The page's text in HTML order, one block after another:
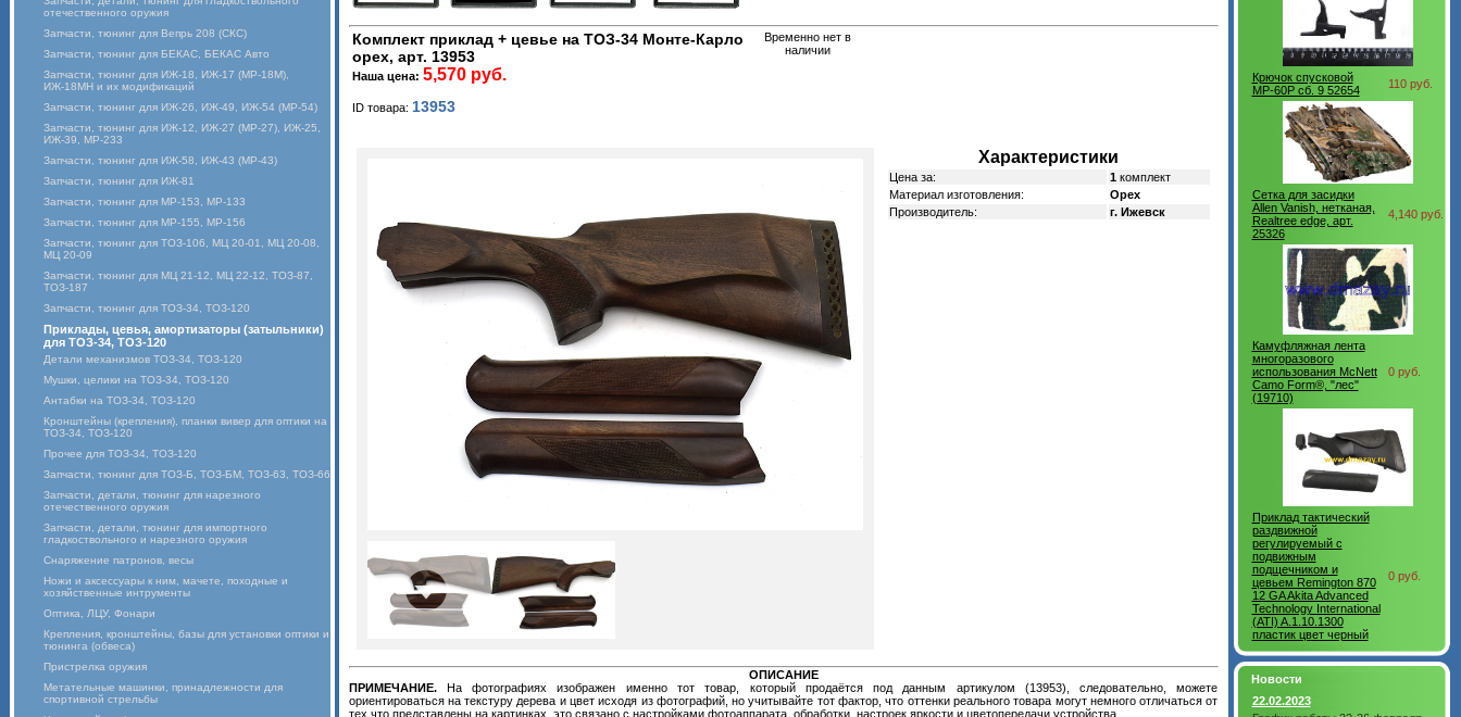
отечественного оружия
Запчасти, тюнинг для Вепрь 208 (СКС)
Запчасти, тюнинг для БЕКАС, БЕКАС Авто
Запчасти, тюнинг для ИЖ-18, ИЖ-17 (MP-18M),
ИЖ-18МН и их модификаций
Запчасти, тюнинг для ИЖ-26, ИЖ-49, ИЖ-54 (МР-54)
Запчасти, тюнинг для ИЖ-12, ИЖ-27 (МР-27), ИЖ-25,
ИЖ-39, МР-233
Запчасти, тюнинг для ИЖ-58, ИЖ-43 (МР-43)
Запчасти, тюнинг для ИЖ-81
Запчасти, тюнинг для МР-153, МР-133
Запчасти, тюнинг для МР-155, МР-156
Запчасти, тюнинг для ТОЗ-106, МЦ 20-01, МЦ 20-08,
МЦ 20-09
Запчасти, тюнинг для МЦ 21-12, МЦ 22-12, ТОЗ-87,
ТОЗ-187
Запчасти, тюнинг для ТОЗ-34, ТОЗ-120
Приклады, цевья, амортизаторы (затыльники)
для ТОЗ-34, ТОЗ-120
Детали механизмов ТОЗ-34, ТОЗ-120
Мушки, целики на ТОЗ-34, ТОЗ-120
Антабки на ТОЗ-34, ТОЗ-120
Кронштейны (крепления), планки вивер для оптики на
ТОЗ-34, ТОЗ-120
Прочее для ТОЗ-34, ТОЗ-120
Запчасти, тюнинг для ТОЗ-Б, ТОЗ-БМ, ТОЗ-63, ТОЗ-66
Запчасти, детали, тюнинг для нарезного
отечественного оружия
Запчасти, детали, тюнинг для импортного
гладкоствольного и нарезного оружия
Снаряжение патронов, весы
Ножи и аксессуары к ним, мачете, походные и
хозяйственные интрументы
Оптика, ЛЦУ, Фонари
Крепления, кронштейны, базы для установки оптики и
тюнинга (обвеса)
Пристрелка оружия
Метательные машинки, принадлежности для
спортивной стрельбы
Комплект приклад + цевье на ТОЗ-34 Монте-Карло
орех, арт. 13953
Наша цена: 5,570 руб.
ID товара: 13953
Временно нет в
наличии
Характеристики
Цена за: 1 комплект
Материал изготовления:
Орех
Производитель:
г. Ижевск
ОПИСАНИЕ
ПРИМЕЧАНИЕ.На фотографиях изображен именно тот товар, который продаётся под данным артикулом (13953), следовательно, можете
ориентироваться на текстуру дерева и цвет исходя из фотографий, но учитывайте тот фактор, что оттенки реального товара могут немного отличаться от
тех что представлены на картинках, это связано с настройками фотоаппарата, обработки, настроек яркости и цветопередачи устройства .
Крючок спусковой
МР-60Р сб. 9 52654
110 руб.
Сетка для засидки
Allen Vanish, нетканая,
Realtree edge, арт.
25326
4,140 руб.
Камуфляжная лента
многоразового
использования McNett
Camo Form®, "лес"
(19710)
0 руб.
Приклад тактический
раздвижной
регулируемый с
подвижным
подщечником и
цевьем Remington 870
12 GA Akita Advanced
Technology International
(ATI) A.1.10.1300
пластик цвет черный
0 руб.
Новости
22.02.2023